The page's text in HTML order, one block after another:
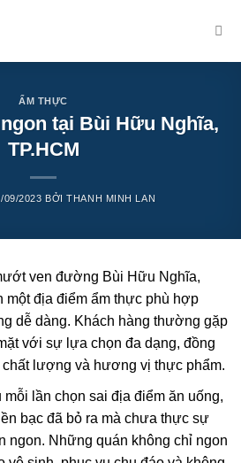
ẨM THỰC
tại Bùi Hữu Nghĩa,
TP.HCM
09/2023 BỞITHANH MINH LAN
ven đường Bùi Hữu Nghĩa,
một địa điểm ẩm thực phù hợp
dễ dàng. Khách hàng thường gặp
với sự lựa chọn đa dạng, đồng
lượng và hương vị thực phẩm.
mỗi lần chọn sai địa điểm ăn uống,
bạc đã bỏ ra mà chưa thực sự
ngon. Những quán không chỉ ngon